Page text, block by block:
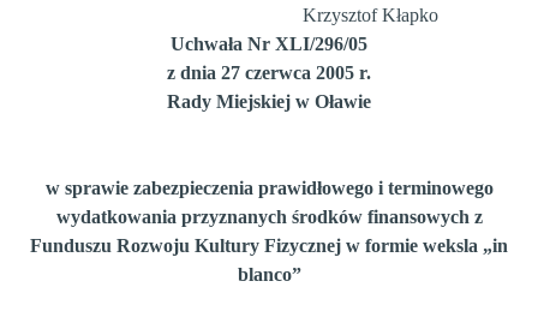
Krzysztof Kłapko
Uchwała Nr XLI/296/05
z dnia 27 czerwca 2005 r.
Rady Miejskiej w Oławie
w sprawie zabezpieczenia prawidłowego i terminowego
wydatkowania przyznanych środków finansowych z
Funduszu Rozwoju Kultury Fizycznej w formie weksla „in
blanco”